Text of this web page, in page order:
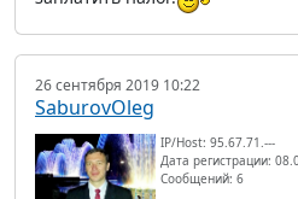
26 сентября 2019 10:22
SaburovOleg
IP/Host: 95.67.71.---
Дата регистрации:
Сообщений: 6